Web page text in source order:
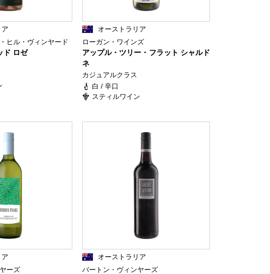
ヒル・ヴィンヤード
ド ロゼ
オーストラリア
ローガン・ワインズ
アップル・ツリー・フラット シャルド
ネ
カジュアルクラス
白 / 辛口
スティルワイン
ーズ
オーストラリア
バートン・ヴィンヤーズ